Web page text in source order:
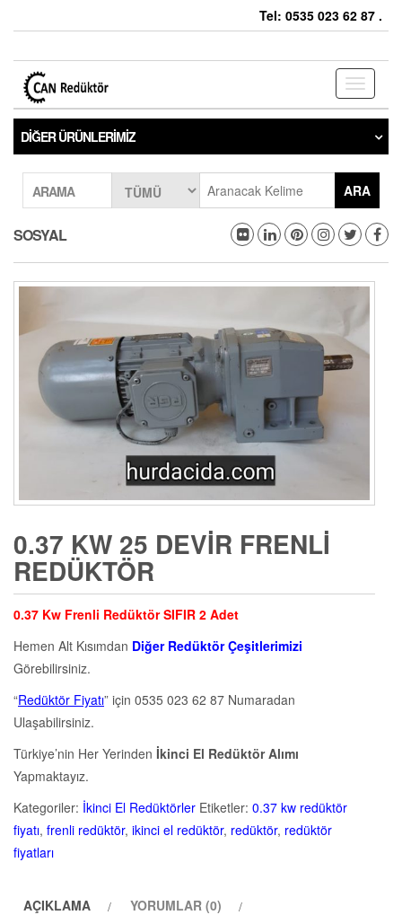
Tel: 0535 023 62 87 .
Toggle
DIĞER ÜRÜNLERIMIZ
ARAMA ARA
SOSYAL
0.37 KW 25 DEVIR FRENLI
REDÜKTÖR
0.37 Kw Frenli Redüktör SIFIR 2 Adet
Hemen Alt Kısımdan Diğer Redüktör Çeşitlerimizi
Görebilirsiniz.
“Redüktör Fiyatı” için 0535 023 62 87 Numaradan
Ulaşabilirsiniz.
Türkiye’nin Her Yerinden İkinci El Redüktör Alımı
Yapmaktayız.
Kategoriler: İkinci El Redüktörler Etiketler: 0.37 kw redüktör
fiyatı, frenli redüktör, ikinci el redüktör, redüktör, redüktör
fiyatları
AÇIKLAMA YORUMLAR (0)